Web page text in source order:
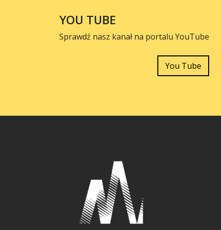
YOU TUBE
Sprawdź nasz kanał na portalu YouTube
You Tube